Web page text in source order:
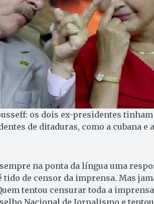
os dois ex-presidentes
de ditaduras, como a cubana e
na ponta da língua uma
tido de censor da imprensa. Mas
tentou censurar toda a
Nacional de Jornalismo e